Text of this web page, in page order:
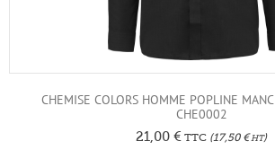
CHEMISE COLORS HOMME POPLINE
CHE0002
21,00 € TTC (17,50 €HT)